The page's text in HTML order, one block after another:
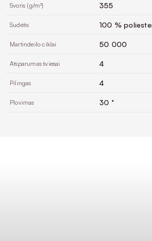
Svoris (g/m²) 355
Sudėtis 100 %
Martindeilo ciklai 50 000
Atsparumas šviesai 4
Pilingas 4
Plovimas 30 °